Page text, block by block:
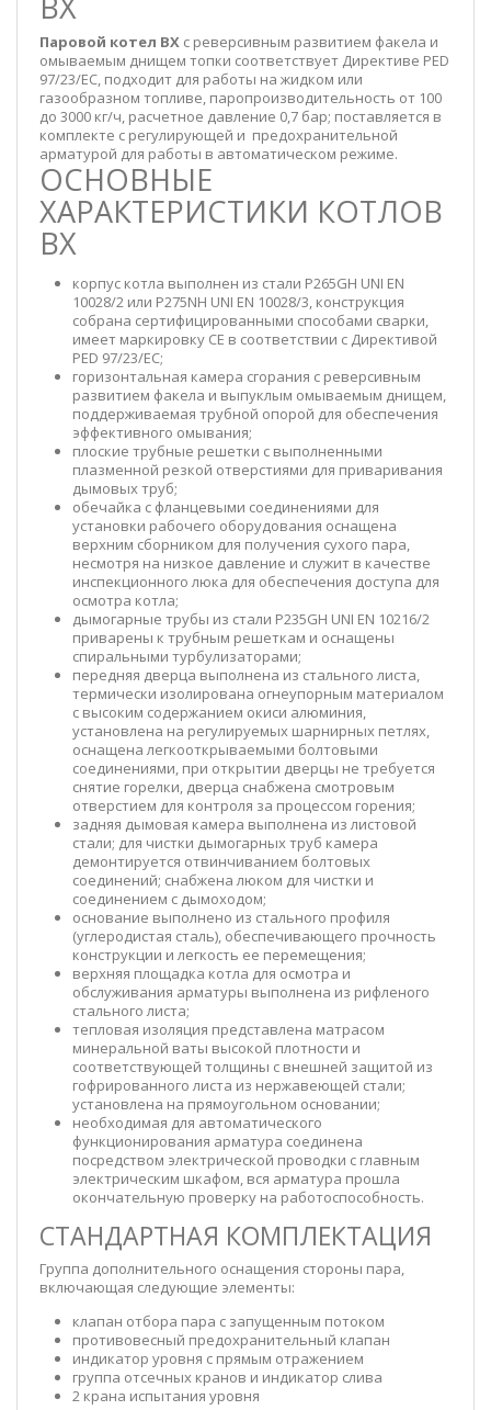
Паровой котел BX с реверсивным развитием факела и
омываемым днищем топки соответствует Директиве PED
97/23/EC, подходит для работы на жидком или
газообразном топливе, паропроизводительность от 100
до 3000 кг/ч, расчетное давление 0,7 бар; поставляется в
комплекте с регулирующей и предохранительной
арматурой для работы в автоматическом режиме.
ОСНОВНЫЕ
ХАРАКТЕРИСТИКИ КОТЛОВ
BX
корпус котла выполнен из стали P265GH UNI EN
10028/2 или P275NH UNI EN 10028/3, конструкция
собрана сертифицированными способами сварки,
имеет маркировку СЕ в соответствии с Директивой
PED 97/23/EC;
горизонтальная камера сгорания с реверсивным
развитием факела и выпуклым омываемым днищем,
поддерживаемая трубной опорой для обеспечения
эффективного омывания;
плоские трубные решетки с выполненными
плазменной резкой отверстиями для приваривания
дымовых труб;
обечайка с фланцевыми соединениями для
установки рабочего оборудования оснащена
верхним сборником для получения сухого пара,
несмотря на низкое давление и служит в качестве
инспекционного люка для обеспечения доступа для
осмотра котла;
дымогарные трубы из стали P235GH UNI EN 10216/2
приварены к трубным решеткам и оснащены
спиральными турбулизаторами;
передняя дверца выполнена из стального листа,
термически изолирована огнеупорным материалом
с высоким содержанием окиси алюминия,
установлена на регулируемых шарнирных петлях,
оснащена легкооткрываемыми болтовыми
соединениями, при открытии дверцы не требуется
снятие горелки, дверца снабжена смотровым
отверстием для контроля за процессом горения;
задняя дымовая камера выполнена из листовой
стали; для чистки дымогарных труб камера
демонтируется отвинчиванием болтовых
соединений; снабжена люком для чистки и
соединением с дымоходом;
основание выполнено из стального профиля
(углеродистая сталь), обеспечивающего прочность
конструкции и легкость ее перемещения;
верхняя площадка котла для осмотра и
обслуживания арматуры выполнена из рифленого
стального листа;
тепловая изоляция представлена матрасом
минеральной ваты высокой плотности и
соответствующей толщины с внешней защитой из
гофрированного листа из нержавеющей стали;
установлена на прямоугольном основании;
необходимая для автоматического
функционирования арматура соединена
посредством электрической проводки с главным
электрическим шкафом, вся арматура прошла
окончательную проверку на работоспособность.
СТАНДАРТНАЯ КОМПЛЕКТАЦИЯ
Группа дополнительного оснащения стороны пара,
включающая следующие элементы:
клапан отбора пара с запущенным потоком
противовесный предохранительный клапан
индикатор уровня с прямым отражением
группа отсечных кранов и индикатор слива
2 крана испытания уровня